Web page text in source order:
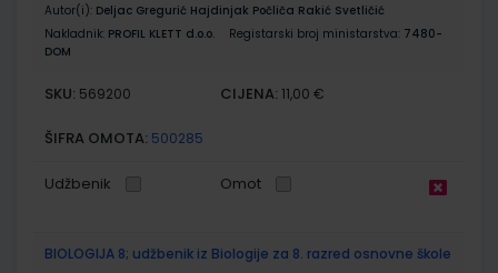
Autor(i): Deljac Gregurić Hajdinjak Počliča Rakić Svetličić
Nakladnik: PROFIL KLETT d.o.o. Registarski broj ministarstva: 7480-
DOM
SKU: 569200 CIJENA: 11,00 €
ŠIFRA OMOTA: 500285
Udžbenik Omot
BIOLOGIJA 8; udžbenik iz Biologije za 8. razred osnovne škole